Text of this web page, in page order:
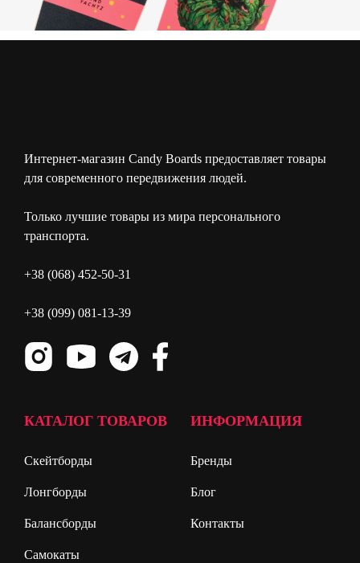
Интернет-магазин Candy Boards предоставляет товары
для современного передвижения людей.
Только лучшие товары из мира персонального
транспорта.
+38 (068) 452-50-31
+38 (099) 081-13-39
КАТАЛОГ ТОВАРОВ
Скейтборды
Лонгборды
Балансборды
Самокаты
ИНФОРМАЦИЯ
Бренды
Блог
Контакты